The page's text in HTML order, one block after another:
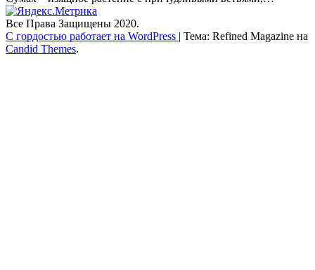
Все Права Защищены 2020.
С гордостью работает на WordPress | Тема: Refined Magazine на
Candid Themes.